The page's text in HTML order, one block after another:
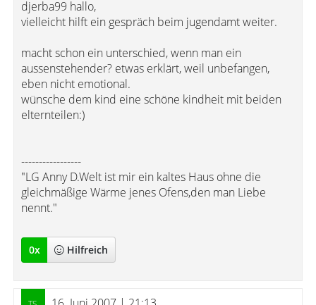
djerba99 hallo,
vielleicht hilft ein gespräch beim jugendamt weiter.
macht schon ein unterschied, wenn man ein
aussenstehender? etwas erklärt, weil unbefangen,
eben nicht emotional.
wünsche dem kind eine schöne kindheit mit beiden
elternteilen:)
-----------------
"LG Anny D.Welt ist mir ein kaltes Haus ohne die
gleichmäßige Wärme jenes Ofens,den man Liebe
nennt."
0x Hilfreich